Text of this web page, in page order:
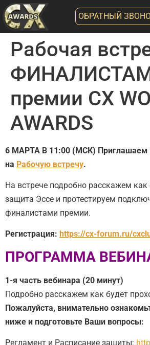
ОБРАТНЫЙ
Рабочая
премии CX
AWARDS
6 МАРТА В 11:00 (МСК) Приглашаем
на Рабочую встречу.
На встрече подробно расскажем как
защита Эссе и протестируем
финалистами премии.
Регистрация: https://cx-forum.ru/
ПРОГРАММА
1-я часть вебинара (20 минут)
Подробно расскажем как будет
Пожалуйста, внимательно
ниже и подготовьте Ваши вопросы:
Регламент и Расписание защиты: